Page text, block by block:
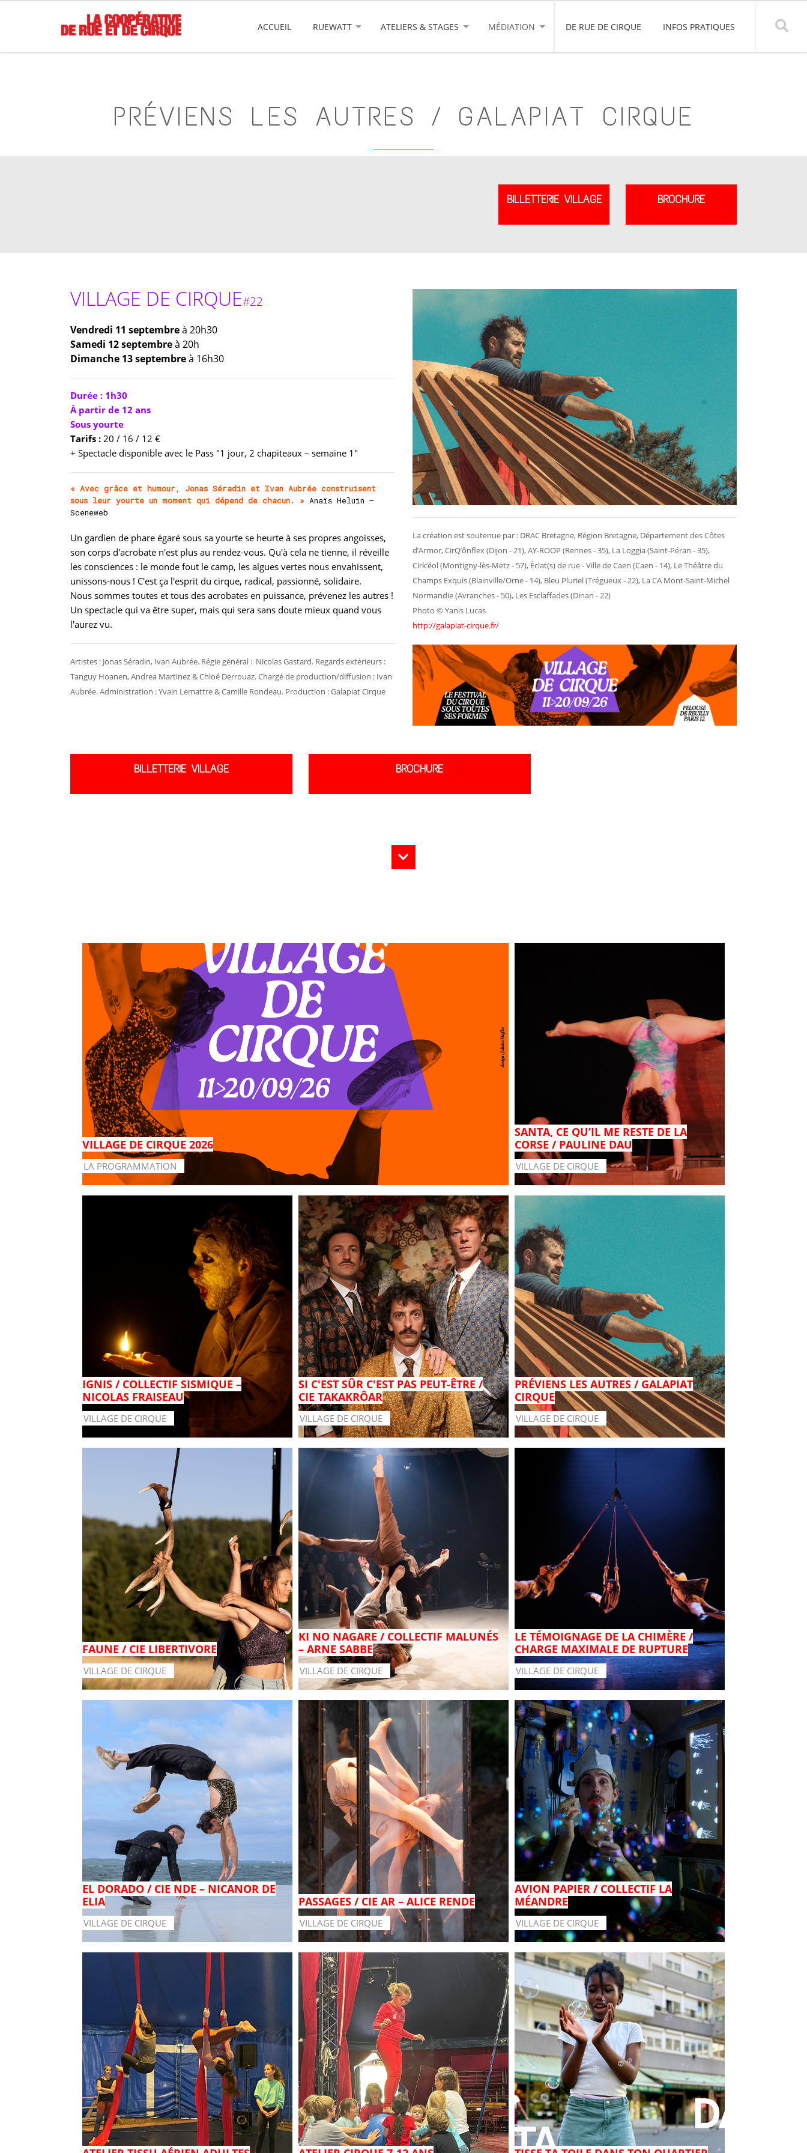
ACCUEIL RUEWATT ATELIERS & STAGES MÉDIATION DE RUE DE CIRQUE INFOS PRATIQUES
PRÉVIENS LES AUTRES / GALAPIAT CIRQUE
BILLETTERIE VILLAGE BROCHURE
VILLAGE DE CIRQUE#22
Vendredi 11 septembreà 20h30
Samedi 12 septembreà 20h
Dimanche 13 septembreà 16h30
Durée : 1h30
À partir de 12 ans
Sous yourte
Tarifs : 20 / 16 / 12 €
+ Spectacle disponible avec le Pass "1 jour, 2 chapiteaux – semaine 1"
« Avec grâce et humour, Jonas Séradin et Ivan Aubrée construisent
sous leur yourte un moment qui dépend de chacun. » Anaïs Heluin –
Sceneweb
Un gardien de phare égaré sous sa yourte se heurte à ses propres angoisses,
son corps d'acrobate n'est plus au rendez-vous. Qu'à cela ne tienne, il réveille
les consciences : le monde fout le camp, les algues vertes nous envahissent,
unissons-nous ! C'est ça l'esprit du cirque, radical, passionné, solidaire.
Nous sommes toutes et tous des acrobates en puissance, prévenez les autres !
Un spectacle qui va être super, mais qui sera sans doute mieux quand vous
l'aurez vu.
Artistes : Jonas Séradin, Ivan Aubrée. Régie général : Nicolas Gastard. Regards extérieurs :
Tanguy Hoanen, Andrea Martinez & Chloé Derrouaz. Chargé de production/diffusion : Ivan
Aubrée. Administration : Yvain Lemattre & Camille Rondeau. Production : Galapiat Cirque
La création est soutenue par : DRAC Bretagne, Région Bretagne, Département des Côtes
d’Armor, CirQ’ônflex (Dijon - 21), AY-ROOP (Rennes - 35), La Loggia (Saint-Péran - 35),
Cirk’éol (Montigny-lès-Metz - 57), Éclat(s) de rue - Ville de Caen (Caen - 14), Le Théâtre du
Champs Exquis (Blainville/Orne - 14), Bleu Pluriel (Trégueux - 22), La CA Mont-Saint-Michel
Normandie (Avranches - 50), Les Esclaffades (Dinan - 22)
Photo © Yanis Lucas
http://galapiat-cirque.fr/
BILLETTERIE VILLAGE BROCHURE
VILLAGE DE CIRQUE 2026
LA PROGRAMMATION
SANTA, CE QU’IL ME RESTE DE LA
CORSE / PAULINE DAU
VILLAGE DE CIRQUE
IGNIS / COLLECTIF SISMIQUE –
NICOLAS FRAISEAU
VILLAGE DE CIRQUE
SI C'EST SÛR C'EST PAS PEUT-ÊTRE /
CIE TAKAKRÔAR
VILLAGE DE CIRQUE
PRÉVIENS LES AUTRES / GALAPIAT
CIRQUE
VILLAGE DE CIRQUE
FAUNE / CIE LIBERTIVORE
VILLAGE DE CIRQUE
KI NO NAGARE / COLLECTIF MALUNÉS
– ARNE SABBE
VILLAGE DE CIRQUE
LE TÉMOIGNAGE DE LA CHIMÈRE /
CHARGE MAXIMALE DE RUPTURE
VILLAGE DE CIRQUE
EL DORADO / CIE NDE – NICANOR DE
ELIA
VILLAGE DE CIRQUE
PASSAGES / CIE AR – ALICE RENDE
VILLAGE DE CIRQUE
AVION PAPIER / COLLECTIF LA
MÉANDRE
VILLAGE DE CIRQUE